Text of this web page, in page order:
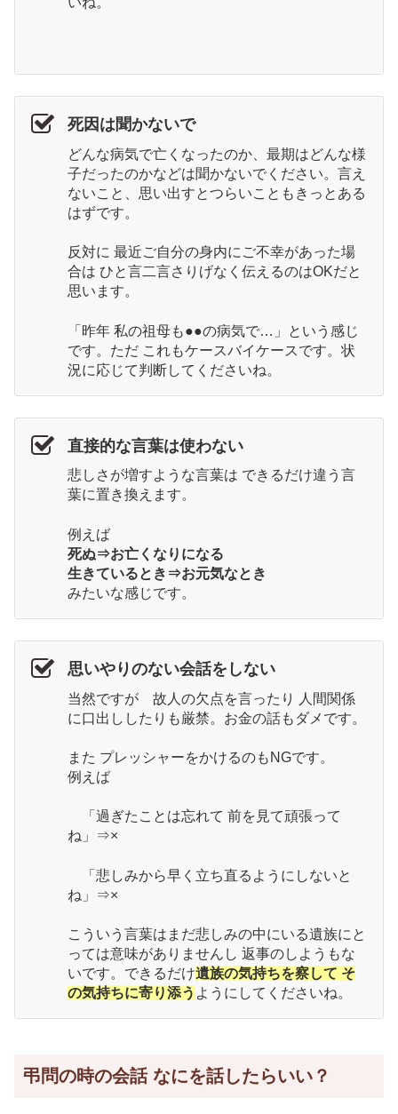
死因は聞かないで
どんな病気で亡くなったのか、最期はどんな様
子だったのかなどは聞かないでください。言え
ないこと、思い出すとつらいこともきっとある
はずです。
反対に 最近ご自分の身内にご不幸があった場
合は ひと言二言さりげなく伝えるのはOKだと
思います。
「昨年 私の祖母も●●の病気で…」という感じ
です。ただ これもケースバイケースです。状
況に応じて判断してくださいね。
直接的な言葉は使わない
悲しさが増すような言葉は できるだけ違う言
葉に置き換えます。
例えば
死ぬ⇒お亡くなりになる
生きているとき⇒お元気なとき
みたいな感じです。
思いやりのない会話をしない
当然ですが 故人の欠点を言ったり 人間関係
に口出ししたりも厳禁。お金の話もダメです。
また プレッシャーをかけるのもNGです。
例えば
「過ぎたことは忘れて 前を見て頑張って
ね」⇒×
「悲しみから早く立ち直るようにしないと
ね」⇒×
こういう言葉はまだ悲しみの中にいる遺族にと
っては意味がありませんし 返事のしようもな
いです。できるだけ遺族の気持ちを察して そ
の気持ちに寄り添う ようにしてくださいね。
弔問の時の会話 なにを話したらいい？